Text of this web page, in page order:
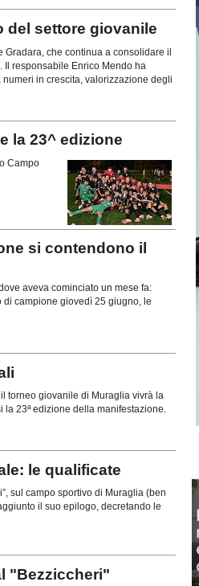
del settore giovanile
che continua a consolidare il
responsabile Enrico Mendo ha
in crescita, valorizzazione degli
la 23^ edizione
Campo
si contendono il
aveva cominciato un mese fa:
campione giovedì 25 giugno, le
torneo giovanile di Muraglia vivrà la
23ª edizione della manifestazione.
le qualificate
sul campo sportivo di Muraglia (ben
il suo epilogo, decretando le
"Bezziccheri"